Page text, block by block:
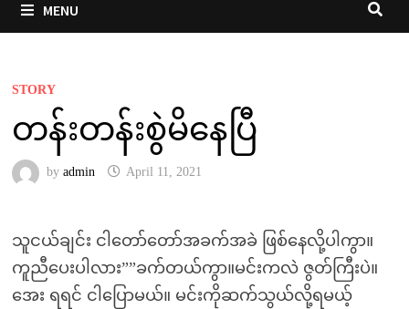
MENU
STORY
တန်းတန်းစွဲမိနေပြီ
by admin April 11, 2021
သူငယ်ချင်း ငါတော်တော်အခက်အခဲ ဖြစ်နေလို့ပါကွာ။
ကူညီပေးပါလား””ခက်တယ်ကွာ။မင်းကလဲ ဇွတ်ကြီးပဲ။
အေး ရရင် ငါပြောမယ်။ မင်းကိုဆက်သွယ်လို့ရမယ့်